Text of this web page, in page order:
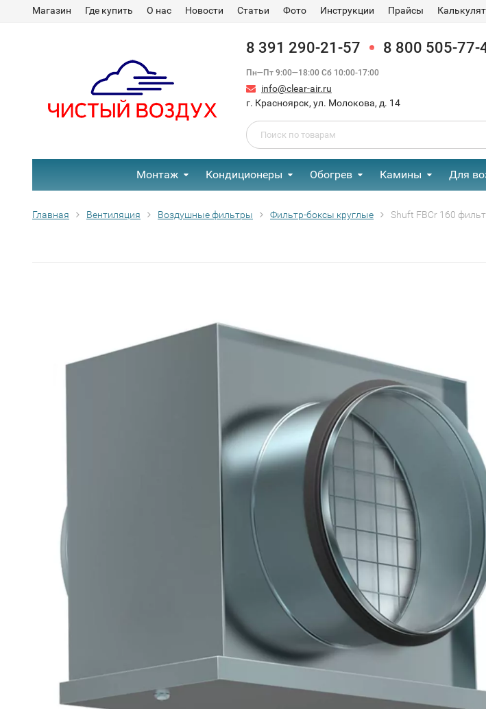
Магазин Где купить О нас Новости Статьи Фото Инструкции Прайсы
8 391 290-21-57 8 800 505-77-
Пн—Пт 9:00—18:00 Сб 10:00-17:00
info@clear-air.ru
г. Красноярск, ул. Молокова, д. 14
Монтаж Кондиционеры Обогрев Камины Для
Главная Вентиляция Воздушные фильтры Фильтр-боксы круглые Shuft FBCr 160